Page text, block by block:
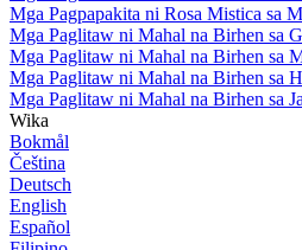
Mga Pagpapakita ni Rosa Mistica sa
Mga Paglitaw ni Mahal na Birhen sa
Mga Paglitaw ni Mahal na Birhen sa
Mga Paglitaw ni Mahal na Birhen sa
Mga Paglitaw ni Mahal na Birhen sa
Wika
Bokmål
Čeština
Deutsch
English
Español